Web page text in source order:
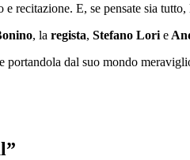
recitazione. E, se pensate sia
, la regista, Stefano Lori e
dal suo mondo